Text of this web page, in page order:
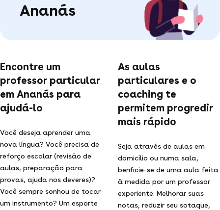
Ananás
Encontre um
professor particular
em Ananás para
ajudá-lo
Você deseja aprender uma
nova língua? Você precisa de
reforço escolar (revisão de
aulas, preparação para
provas, ajuda nos deveres)?
Você sempre sonhou de tocar
um instrumento? Um esporte
As aulas
particulares e o
coaching te
permitem progredir
mais rápido
Seja através de aulas em
domicílio ou numa sala,
benficie-se de uma aula feita
à medida por um professor
experiente. Melhorar suas
notas, reduzir seu sotaque,